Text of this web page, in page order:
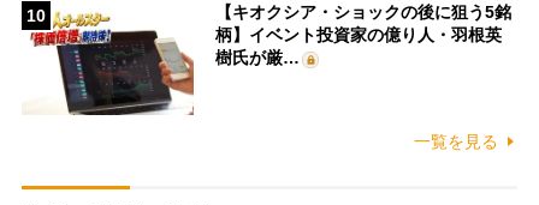
10
【キオクシア・ショックの後に狙う5銘
柄】イベント投資家の億り人・羽根英
樹氏が厳…
一覧を見る